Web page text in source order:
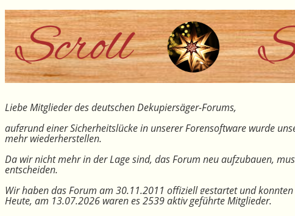
Liebe Mitglieder des deutschen Dekupiersäger-Forums,
aufgrund einer Sicherheitslücke in unserer Forensoftware wurde
mehr wiederherstellen.
Da wir nicht mehr in der Lage sind, das Forum neu aufzubauen,
entscheiden.
Wir haben das Forum am 30.11.2011 offiziell gestartet und
Heute, am 13.07.2026 waren es 2539 aktiv geführte Mitglieder.